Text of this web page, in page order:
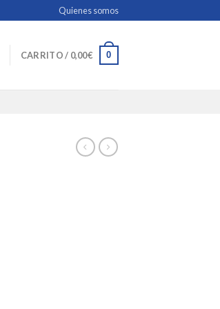
Quienes somos
CARRITO / 0,00€ 0